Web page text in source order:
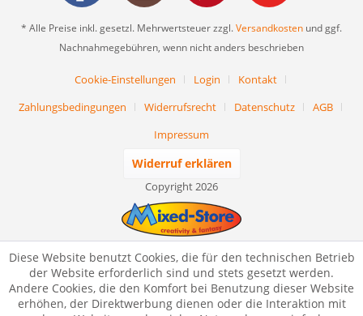
* Alle Preise inkl. gesetzl. Mehrwertsteuer zzgl.Versandkosten und ggf.
Nachnahmegebühren, wenn nicht anders beschrieben
Cookie-Einstellungen Login
Kontakt
Zahlungsbedingungen
Widerrufsrecht Datenschutz
AGB
Impressum
Widerruf erklären
Copyright 2026
Diese Website benutzt Cookies, die für den technischen Betrieb
der Website erforderlich sind und stets gesetzt werden.
Andere Cookies, die den Komfort bei Benutzung dieser Website
erhöhen, der Direktwerbung dienen oder die Interaktion mit